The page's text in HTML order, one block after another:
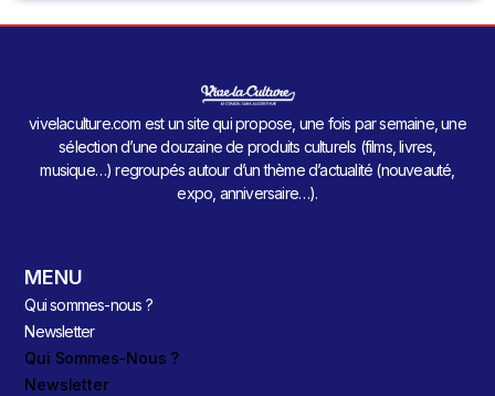
vivelaculture.com est un site qui propose, une fois par semaine, une
sélection d’une douzaine de produits culturels (films, livres,
musique…) regroupés autour d’un thème d’actualité (nouveauté,
expo, anniversaire…).
MENU
Qui sommes-nous ?
Newsletter
Qui Sommes-Nous ?
Newsletter